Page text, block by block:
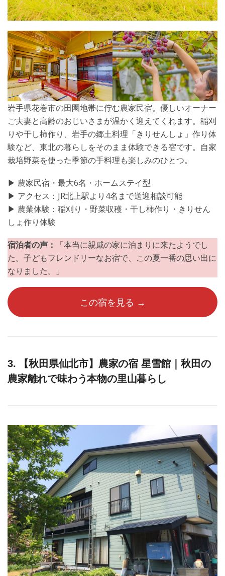
岩手県花巻市の田園地帯に佇む農家民宿。優しいオーナー
ご夫妻と高齢のおじいさまが温かく迎えてくれます。稲刈
りや干し柿作り、岩手の郷土料理「きりせんしょ」作り体
験など、東北の暮らしをそのまま体験できる宿です。自家
栽培野菜を使った季節の手料理も楽しみのひとつ。
▶︎ 農家民宿・最大6名・ホームステイ型
▶︎ アクセス：JR北上駅より4名まで送迎相談可能
▶︎ 農業体験：稲刈り・野菜収穫・干し柿作り・きりせん
しょ作り体験
宿泊者の声：
「本当に親戚の家に泊まりに来たようでし
た。子どもフレンドリーなお宿で、この夏一番の思い出に
なりました。」
この宿を見る →
3. 【秋田県仙北市】農家の宿 星雪館｜秋田の
農家離れで味わう本物の里山暮らし